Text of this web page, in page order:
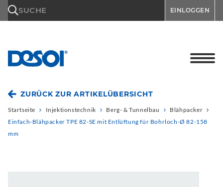
SUCHE EINLOGGEN
ZURÜCK ZUR ARTIKELÜBERSICHT
Startseite Injektionstechnik Berg- & Tunnelbau
Blähpacker
Einfach-Blähpacker TPE 82-SE mit Entlüftung für Bohrloch-Ø 82-158
mm